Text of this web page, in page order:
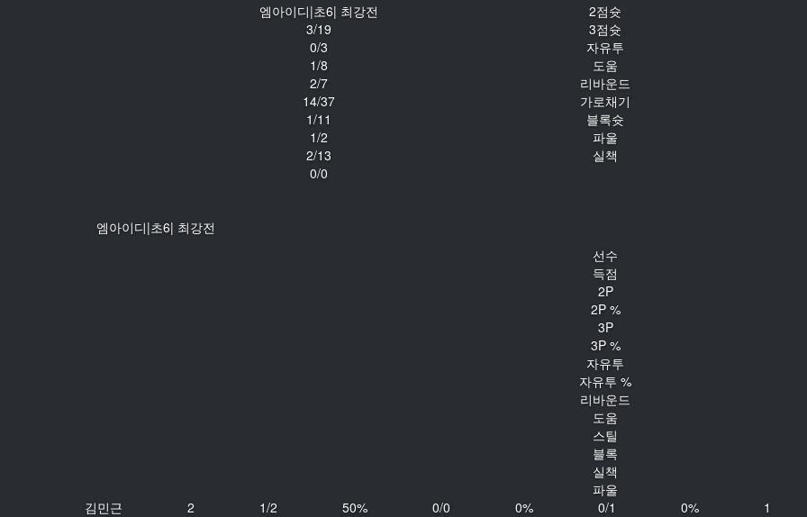
엠아이디|초6| 최강전
3/19
0/3
1/8
2/7
14/37
1/11
1/2
2/13
0/0
2점슛
3점슛
자유투
도움
리바운드
가로채기
블록슛
파울
실책
엠아이디|초6| 최강전
선수
득점
2P
2P %
3P
3P %
자유투
자유투 %
리바운드
도움
스틸
블록
실책
파울
김민근
2 1/2 50% 0/0 0% 0/1 0% 1